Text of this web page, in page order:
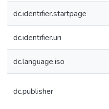
dc.identifier.startpage
dc.identifier.uri
dc.language.iso
dc.publisher